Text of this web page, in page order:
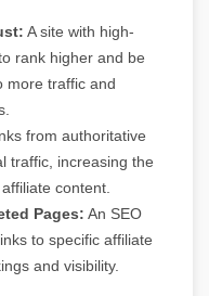
A site with high-
rank higher and be
more traffic and
from authoritative
traffic, increasing the
content.
Pages: An SEO
to specific affiliate
and visibility.